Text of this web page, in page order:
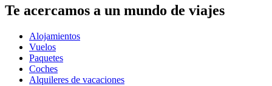
Te acercamos a un mundo de viajes
Alojamientos
Vuelos
Paquetes
Coches
Alquileres de vacaciones